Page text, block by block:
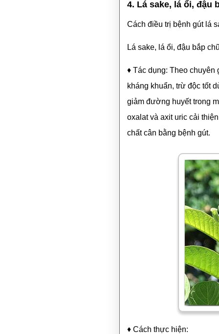
4. Lá sake, lá ổi, đậu
Cách điều trị bệnh gút lá
Lá sake, lá ổi, đậu bắp
♦ Tác dụng: Theo chuyên
kháng khuẩn, trừ độc tốt
giảm đường huyết trong
oxalat và axit uric cải
chất cân bằng bệnh gút.
♦ Cách thực hiện: